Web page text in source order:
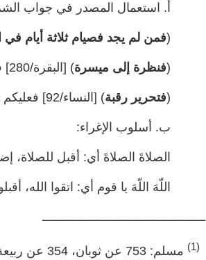
أ. استعمال المصدر في جواب الشرط
(فمن لم يجد فصيام ثلاثة أيام
(فنظرة إلى ميسرة) [البقرة/280] فعليكم الانتظار.
(فتحرير رقبة) [النساء/92] فعليكم تحرير رقبة.
ب. أسلوب الإغراء:
الصلاةَ الصلاةَ أي: أقبل للصلاة،
اللّهَ اللّهَ يا قوم أي: اتقوا الله،
ـــــــــــــــــــــــــــــــــــــــــــــــ
(1) مسلم: 753 عن ثوبان، 354 عن ربيعة بن كعب الأسلمي.